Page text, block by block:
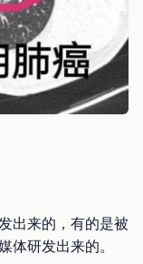
出来的，有的是被
体研发出来的。